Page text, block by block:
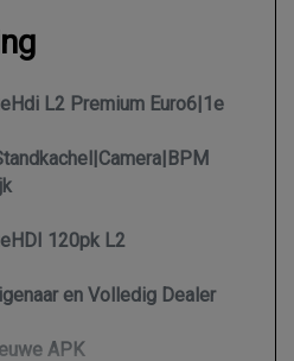
inklapbaar
L2 Premium Euro6|1e
120pk L2
en Volledig Dealer
APK